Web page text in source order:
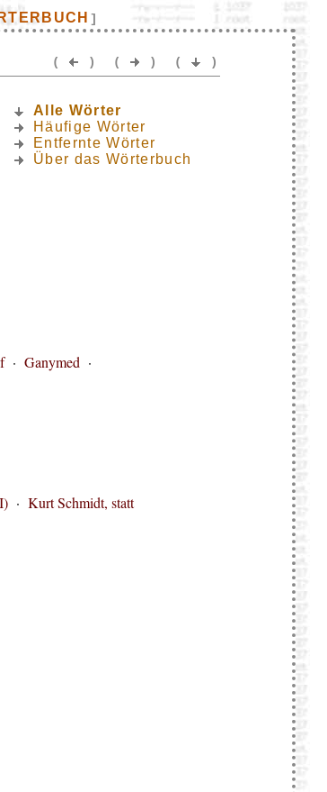
]
( ) ( ) ( )
Alle Wörter
Häufige Wörter
Entfernte Wörter
Über das Wörterbuch
· Ganymed ·
· Kurt Schmidt, statt